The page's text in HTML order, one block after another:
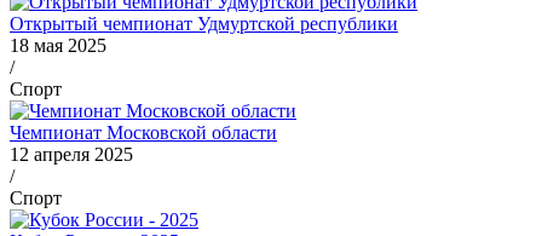
Открытый чемпионат Удмуртской республики
18 мая 2025
/
Спорт
Чемпионат Московской области
12 апреля 2025
/
Спорт